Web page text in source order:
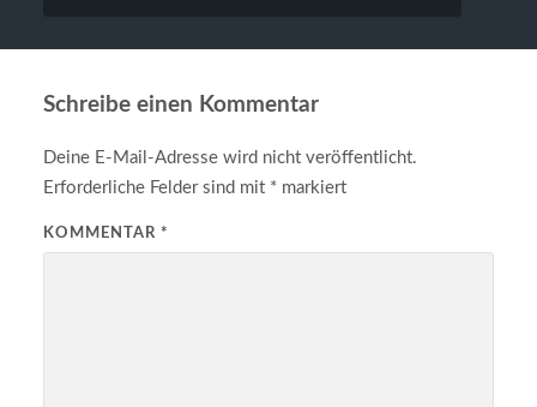
Schreibe einen Kommentar
Deine E-Mail-Adresse wird nicht veröffentlicht.
Erforderliche Felder sind mit *markiert
KOMMENTAR *